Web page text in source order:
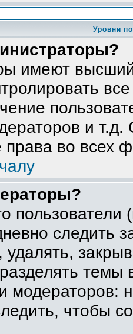
Уровни
имеют
и
права во всех
пользователи
следить
удалять,
темы
модераторов:
чтобы